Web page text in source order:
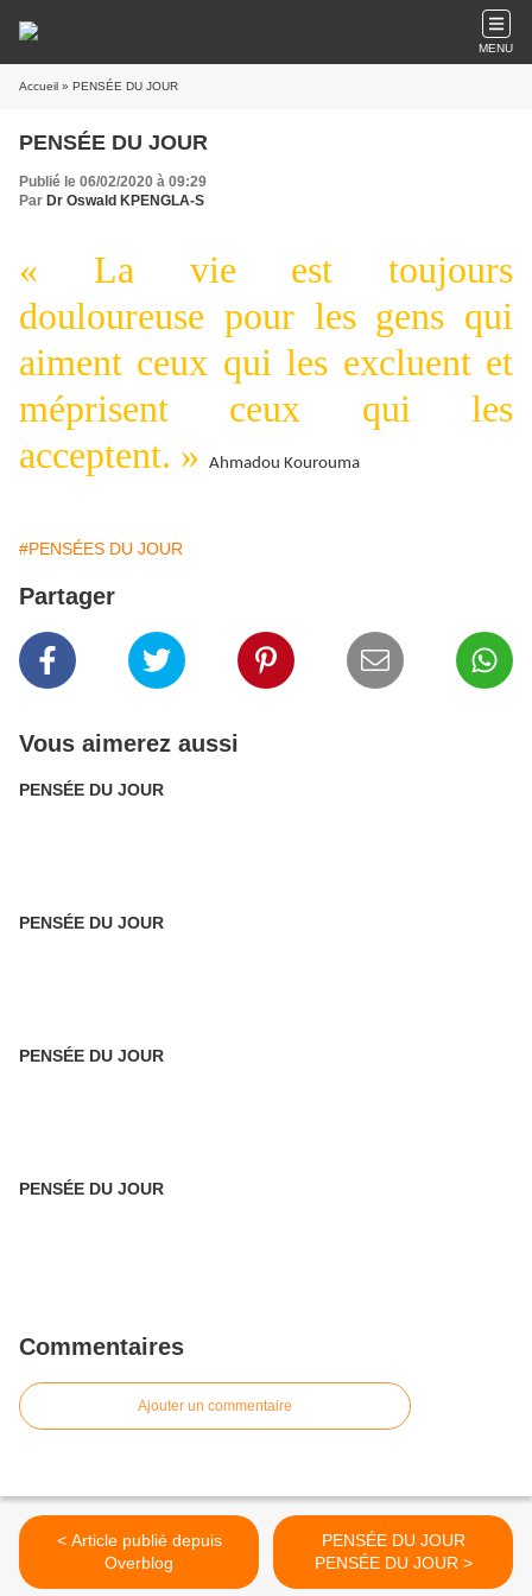
MENU
Accueil » PENSÉE DU JOUR
PENSÉE DU JOUR
Publié le 06/02/2020 à 09:29
Par Dr Oswald KPENGLA-S
« La vie est toujours
douloureuse pour les gens qui
aiment ceux qui les excluent et
méprisent ceux qui les
acceptent. » Ahmadou Kourouma
#PENSÉES DU JOUR
Partager
Vous aimerez aussi
PENSÉE DU JOUR
PENSÉE DU JOUR
PENSÉE DU JOUR
PENSÉE DU JOUR
Commentaires
Ajouter un commentaire
< Article publié depuis
Overblog
PENSÉE DU JOUR
PENSÉE DU JOUR >